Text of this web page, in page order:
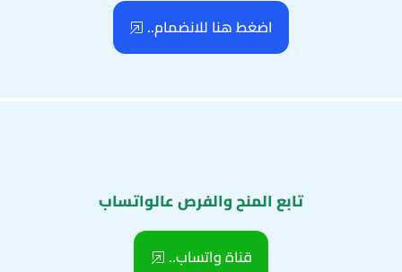
اضغط هنا للانضمام..
تابع المنح والفرص عالواتساب
قناة واتساب..